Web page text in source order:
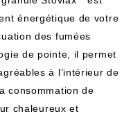
énergétique de votre
des fumées
de pointe, il permet
à l’intérieur de
consommation de
chaleureux et